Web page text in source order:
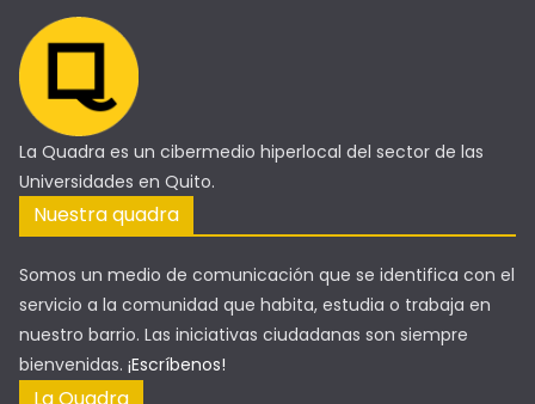
La Quadra es un cibermedio hiperlocal del sector de las
Universidades en Quito.
Nuestra quadra
Somos un medio de comunicación que se identifica con el
servicio a la comunidad que habita, estudia o trabaja en
nuestro barrio. Las iniciativas ciudadanas son siempre
bienvenidas. ¡Escríbenos!